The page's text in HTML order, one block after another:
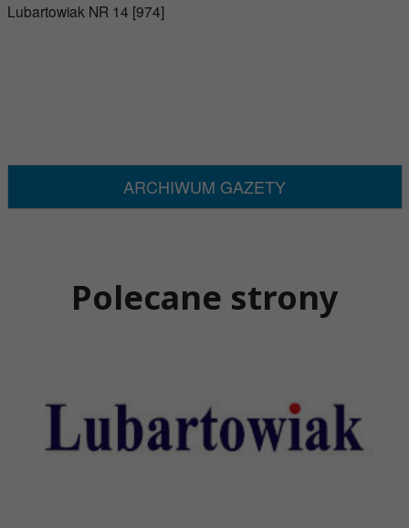
Lubartowiak NR 14 [974]
ARCHIWUM GAZETY
Polecane strony